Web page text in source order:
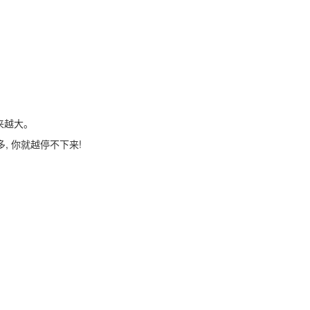
大。
, 你就越停不下来!